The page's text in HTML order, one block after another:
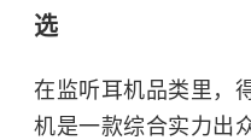
选
在监听耳机品类里，
机是一款综合实力出